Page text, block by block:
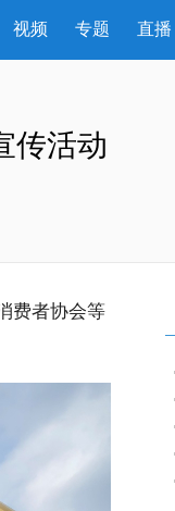
视频 专题 直播
传活动
费者协会等